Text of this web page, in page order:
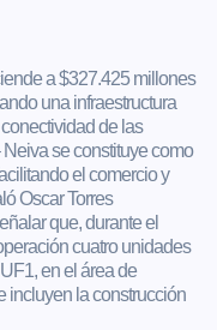
a $327.425 millones
una infraestructura
de las
se constituye como
el comercio y
Oscar Torres
que, durante el
cuatro unidades
en el área de
incluyen la construcción